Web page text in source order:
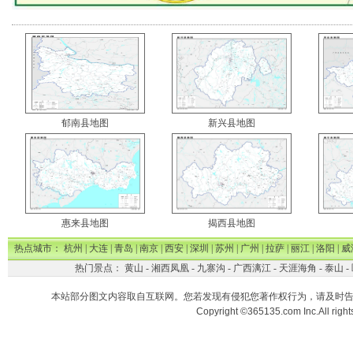
郁南县地图 新兴县地图
惠来县地图 揭西县地图
热点城市：杭州|大连|青岛|南京|西安|深圳|苏州|广州|拉萨|丽江|洛阳|威
热门景点： 黄山 - 湘西凤凰- 九寨沟 - 广西漓江- 天涯海角 - 泰山 -
本站部分图文内容取自互联网。您若发现有侵犯您著作权行为，请及时
Copyright ©365135.com Inc.All